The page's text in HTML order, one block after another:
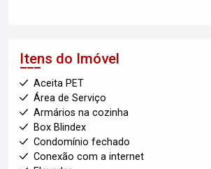
Itens do Imóvel
Aceita PET
Área de Serviço
Armários na cozinha
Box Blindex
Condomínio fechado
Conexão com a internet